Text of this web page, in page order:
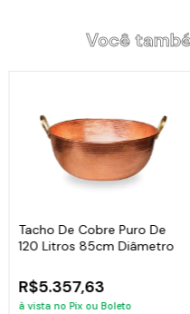
Você
Tacho De Cobre Puro De
120 Litros 85cm Diâmetro
R$5.357,63
à vista no Pix ou Boleto